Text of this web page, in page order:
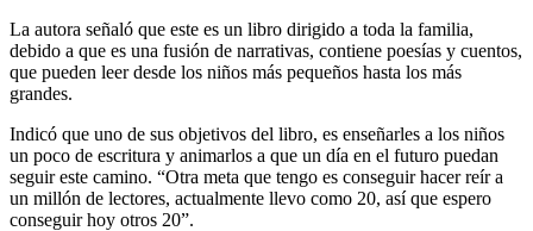
La autora señaló que este es un libro dirigido a toda la familia,
debido a que es una fusión de narrativas, contiene poesías y cuentos,
que pueden leer desde los niños más pequeños hasta los más
grandes.
Indicó que uno de sus objetivos del libro, es enseñarles a los niños
un poco de escritura y animarlos a que un día en el futuro puedan
seguir este camino. “Otra meta que tengo es conseguir hacer reír a
un millón de lectores, actualmente llevo como 20, así que espero
conseguir hoy otros 20”.